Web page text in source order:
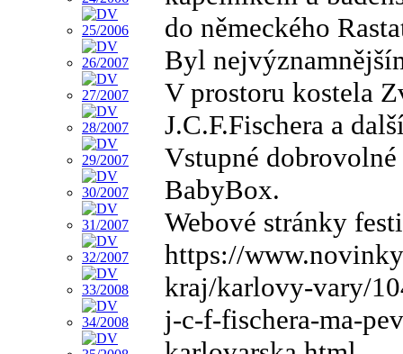
do německého
Byl
V prostoru kostela
J.C.F.Fischera a
Vstupné
BabyBox.
Webové stránky
https://
kraj/karlovy-vary/
j-c-f-fischera-ma-